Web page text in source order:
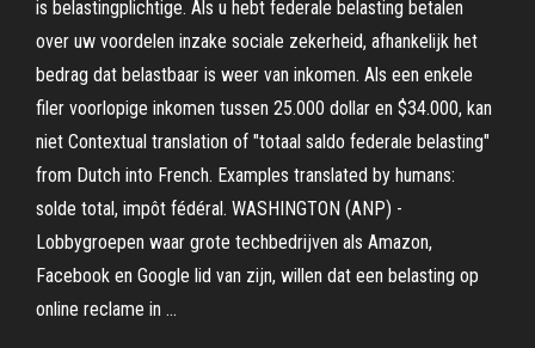
is belastingplichtige. Als u hebt federale belasting betalen
over uw voordelen inzake sociale zekerheid, afhankelijk het
bedrag dat belastbaar is weer van inkomen. Als een enkele
filer voorlopige inkomen tussen 25.000 dollar en $34.000, kan
niet Contextual translation of "totaal saldo federale belasting"
from Dutch into French. Examples translated by humans:
solde total, impôt fédéral. WASHINGTON (ANP) -
Lobbygroepen waar grote techbedrijven als Amazon,
Facebook en Google lid van zijn, willen dat een belasting op
online reclame in …